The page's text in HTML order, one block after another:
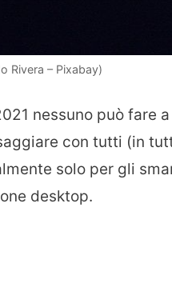
Rivera – Pixabay)
nessuno può fare
con tutti (in
solo per gli
desktop.